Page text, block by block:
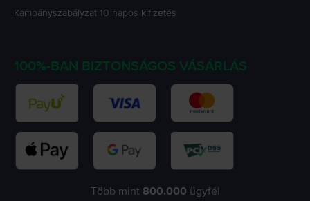
Kampányszabályzat 10 napos kifizetés
100%-BAN BIZTONSÁGOS VÁSÁRLÁS
Több mint 800.000 ügyfél